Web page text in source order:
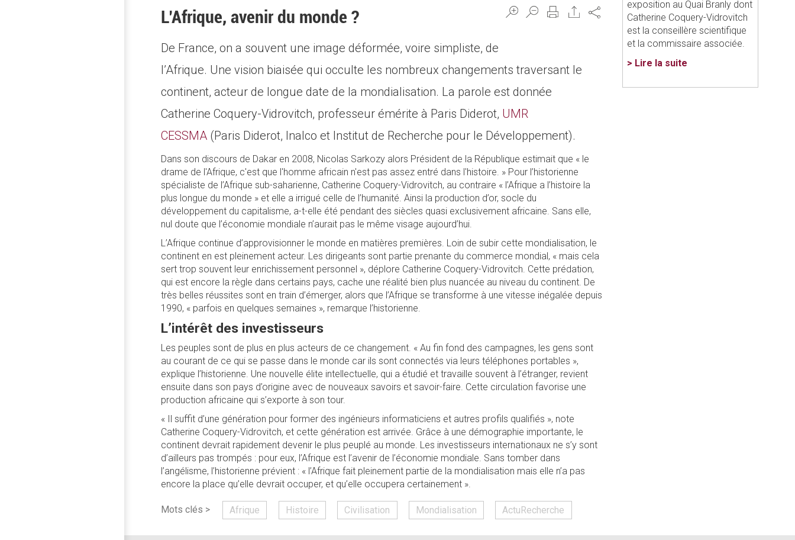
Share
L’Afrique, avenir du monde ?
De France, on a souvent une image déformée, voire simpliste, de
l’Afrique. Une vision biaisée qui occulte les nombreux changements traversant le
continent, acteur de longue date de la mondialisation. La parole est donnée
Catherine Coquery-Vidrovitch, professeur émérite à Paris Diderot, UMR
CESSMA (Paris Diderot, Inalco et Institut de Recherche pour le Développement).
Dans son discours de Dakar en 2008, Nicolas Sarkozy alors Président de la République estimait que « le
drame de l'Afrique, c'est que l'homme africain n'est pas assez entré dans l'histoire. » Pour l’historienne
spécialiste de l’Afrique sub-saharienne, Catherine Coquery-Vidrovitch, au contraire « l’Afrique a l’histoire la
plus longue du monde » et elle a irrigué celle de l’humanité. Ainsi la production d’or, socle du
développement du capitalisme, a-t-elle été pendant des siècles quasi exclusivement africaine. Sans elle,
nul doute que l’économie mondiale n’aurait pas le même visage aujourd’hui.
L’Afrique continue d’approvisionner le monde en matières premières. Loin de subir cette mondialisation, le
continent en est pleinement acteur. Les dirigeants sont partie prenante du commerce mondial, « mais cela
sert trop souvent leur enrichissement personnel », déplore Catherine Coquery-Vidrovitch. Cette prédation,
qui est encore la règle dans certains pays, cache une réalité bien plus nuancée au niveau du continent. De
très belles réussites sont en train d’émerger, alors que l’Afrique se transforme à une vitesse inégalée depuis
1990, « parfois en quelques semaines », remarque l’historienne.
L’intérêt des investisseurs
Les peuples sont de plus en plus acteurs de ce changement. « Au fin fond des campagnes, les gens sont
au courant de ce qui se passe dans le monde car ils sont connectés via leurs téléphones portables »,
explique l’historienne. Une nouvelle élite intellectuelle, qui a étudié et travaille souvent à l’étranger, revient
ensuite dans son pays d’origine avec de nouveaux savoirs et savoir-faire. Cette circulation favorise une
production africaine qui s’exporte à son tour.
« Il suffit d’une génération pour former des ingénieurs informaticiens et autres profils qualifiés », note
Catherine Coquery-Vidrovitch, et cette génération est arrivée. Grâce à une démographie importante, le
continent devrait rapidement devenir le plus peuplé au monde. Les investisseurs internationaux ne s’y sont
d’ailleurs pas trompés : pour eux, l’Afrique est l’avenir de l’économie mondiale. Sans tomber dans
l’angélisme, l’historienne prévient : « l’Afrique fait pleinement partie de la mondialisation mais elle n’a pas
encore la place qu’elle devrait occuper, et qu’elle occupera certainement ».
Mots clés > Afrique Histoire Civilisation Mondialisation ActuRecherche
exposition au Quai Branly dont
Catherine Coquery-Vidrovitch
est la conseillère scientifique
et la commissaire associée.
> Lire la suite